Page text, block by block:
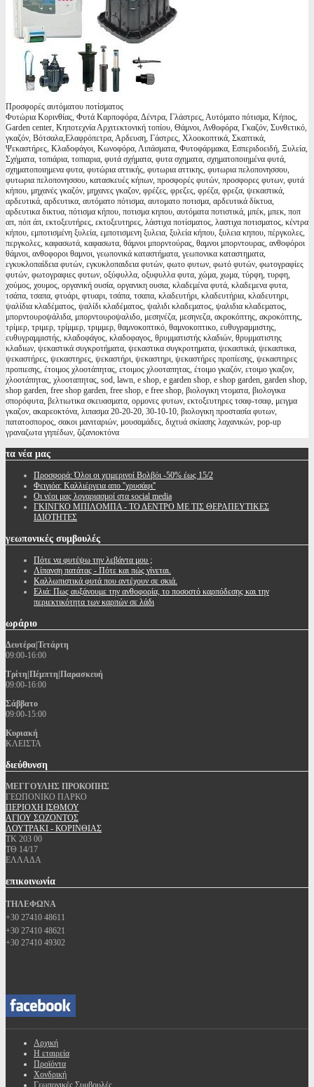
Προσφορές αυτόματου ποτίσματος
Φυτώρια Κορινθίας, Φυτά Καρποφόρα, Δέντρα, Γλάστρες, Αυτόματο πότισμα, Κήπος,
Garden center, Κηποτεχνία Αρχιτεκτονική τοπίου, Θάμνοι, Ανθοφόρα, Γκαζόν, Συνθετικό,
γκαζόν, Βότσαλα,Ελαφρόπετρα, Αρδευση, Γάστρες, Χλοοκοπτικά, Σκαπτικά,
Ψεκαστήρες, Κλαδοφάγοι, Κωνοφόρα, Λιπάσματα, Φυτοφάρμακα, Εσπεριδοειδή, Ξυλεία,
Σχήματα, τοπιάρια, τοπιαρια, φυτά σχήματα, φυτα σχηματα, σχηματοποιημένα φυτά,
σχηματοποιημενα φυτα, φυτώρια αττικής, φυτωρια αττικης, φυτωρια πελοπονησσου,
φυτωρια πελοπονησσου, κατασκευές κήπων, προσφορές φυτών, προσφορες φυτων, φυτά
κήπου, μηχανές γκαζόν, μηχανες γκαζον, φρέζες, φρεζες, φρέζα, φρεζα, ψεκαστικά,
αρδευτικά, αρδευτικα, αυτόματο πότισμα, αυτοματο ποτισμα, αρδευτικά δίκτυα,
αρδευτικα δικτυα, πότισμα κήπου, ποτισμα κηπου, αυτόματα ποτιστικά, μπέκ, μπεκ, ποπ
απ, πόπ άπ, εκτοξευτήρες, εκτοξευτηρες, λάστιχα ποτίσματος, λαστιχα ποτισματος, κέντρα
κήπου, εμποτισμένη ξυλεία, εμποτισμενη ξυλεια, ξυλεία κήπου, ξυλεια κηπου, πέργκολες,
περγκολες, καφασωτά, καφασωτα, θάμνοι μπορντούρας, θαμνοι μπορντουρας, ανθοφόροι
θάμνοι, ανθοφοροι θαμνοι, γεωπονικά καταστήματα, γεωπονικα καταστηματα,
εγκυκλοπαίδεια φυτών, εγκυκλοπαιδεια φυτών, φωτο φυτων, φωτό φυτών, φωτογραφίες
φυτών, φωτογραφιες φυτων, οξύφυλλα, οξυφυλλα φυτα, χώμα, χωμα, τύρφη, τυρφη,
χούμος, χουμος, οργανική ουσία, οργανικη ουσια, κλαδεμένα φυτά, κλαδεμενα φυτα,
τσάπα, τσαπα, φτυάρι, φτυαρι, τσάπα, τσαπα, κλαδευτήρι, κλαδευτήρια, κλαδευτηρι,
ψαλίδια κλαδέματος, ψαλίδι κλαδέματος, ψαλιδι κλαδεματος, ψαλιδια κλαδεματος,
μπορντουροψάλιδα, μπορντουροψαλιδο, μεσηνέζα, μεσηνεζα, ακροκόπτης, ακροκόπτης,
τρίμερ, τριμερ, τρίμμερ, τριμμερ, θαμνοκοπτικό, θαμνοκοπτικο, ευθυγραμμιστης,
ευθυγραμμιστής, κλαδοφάγος, κλαδοφαγος, θρυμματιστής κλαδιών, θρυμματιστης
κλαδιων, ψεκαστικά συγκροτήματα, ψεκαστικα συγκροτηματα, ψεκαστικά, ψεκαστικα,
ψεκαστήρες, ψεκαστηρες, ψεκαστήρι, ψεκαστηρι, ψεκαστήρες προπίεσης, ψεκαστηρες
προπιεσης, έτοιμος χλοοτάπητας, ετοιμος χλοοταπητας, έτοιμο γκαζόν, ετοιμο γκαζον,
χλοοτάπητας, χλοοταπητας, sod, lawn, e shop, e garden shop, e shop garden, garden shop,
shop garden, free shop garden, free shop, e free shop, βιολογικη ντοματα, βιολογικα
σπορόφυτα, βελτιωτικα σκευασματα, ορμονες φυτων, εκτοξευτηρες τσαφ-τσαφ, μειγμα
γκαζον, ακαρεοκτόνα, λιπασμα 20-20-20, 30-10-10, βιολογικη προστασία φυτων,
πατατοσπορος, σακοι μανιταριών, μουσαμάδες, διχτυά σκίασης λαχανικών, pop-up
γραναζωτα γηπέδων, ζιζανιοκτόνα
τα νέα μας
Προσφορά: Όλοι οι χειμερινοί Βολβόι -50% έως 15/2
Φειγιόα: Καλλιέργεια απο ''χρυσάφι''
Oι νέοι μας λογαριασμοί στα social media
ΓΚΙΝΓΚΟ ΜΠΙΛΟΜΠΑ - ΤΟ ΔΕΝΤΡΟ ΜΕ ΤΙΣ ΘΕΡΑΠΕΥΤΙΚΕΣ
ΙΔΙΟΤΗΤΕΣ
γεωπονικές συμβουλές
Πότε να φυτέψω την λεβάντα μου ;
Λίπανση πατάτας - Πότε και πώς γίνεται.
Καλλωπιστικά φυτά που αντέχουν σε σκιά.
Ελιά: Πως αυξάνουμε την ανθοφορία, το ποσοστό καρπόδεσης και την
περιεκτικότητα των καρπών σε λάδι
ωράριο
Δευτέρα|Τετάρτη
09:00-16:00
Τρίτη|Πέμπτη|Παρασκευή
09:00-16:00
Σάββατο
09:00-15:00
Κυριακή
ΚΛΕΙΣΤΑ
διεύθυνση
ΜΕΓΓΟΥΛΗΣ ΠΡΟΚΟΠΗΣ
ΓΕΩΠΟΝΙΚΟ ΠΑΡΚΟ
ΠΕΡΙΟΧΗ ΙΣΘΜΟΥ
ΑΓΙΟΥ ΣΩΖΟΝΤΟΣ
ΛΟΥΤΡΑΚΙ - ΚΟΡΙΝΘΙΑΣ
ΤΚ 203 00
ΤΘ 14/17
ΕΛΛΑΔΑ
επικοινωνία
ΤΗΛΕΦΩΝΑ
+30 27410 48611
+30 27410 48621
+30 27410 49302
Αρχική
Η εταιρεία
Προϊόντα
Χονδρική